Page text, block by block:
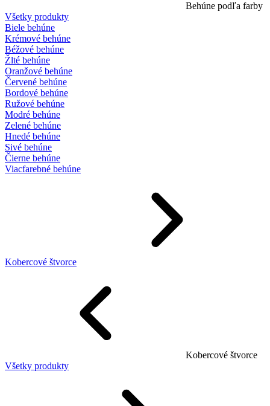
Behúne podľa farby
Všetky produkty
Biele behúne
Krémové behúne
Béžové behúne
Žlté behúne
Oranžové behúne
Červené behúne
Bordové behúne
Ružové behúne
Modré behúne
Zelené behúne
Hnedé behúne
Sivé behúne
Čierne behúne
Viacfarebné behúne
Kobercové štvorce
Kobercové štvorce
Všetky produkty